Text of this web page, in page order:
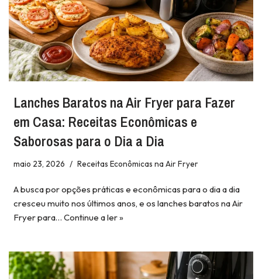
Lanches Baratos na Air Fryer para Fazer
em Casa: Receitas Econômicas e
Saborosas para o Dia a Dia
maio 23, 2026 Receitas Econômicas na Air Fryer
A busca por opções práticas e econômicas para o dia a dia
cresceu muito nos últimos anos, e os lanches baratos na Air
Fryer para… Continue a ler »